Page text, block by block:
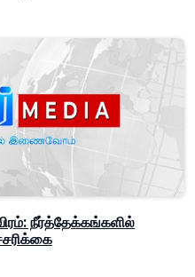
நீர்த்தேக்கங்களில்